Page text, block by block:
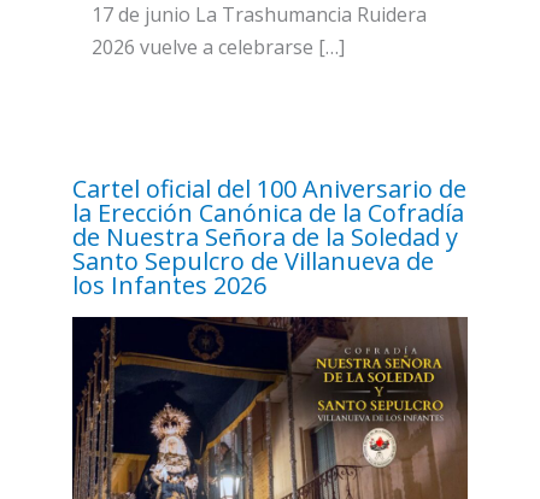
17 de junio La Trashumancia Ruidera
2026 vuelve a celebrarse […]
Cartel oficial del 100 Aniversario de
la Erección Canónica de la Cofradía
de Nuestra Señora de la Soledad y
Santo Sepulcro de Villanueva de
los Infantes 2026